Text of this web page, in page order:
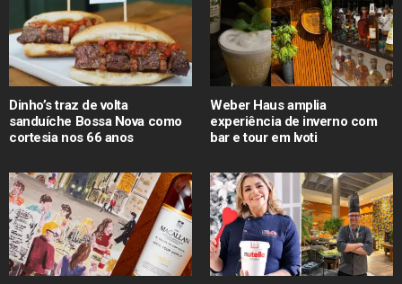
Dinho’s traz de volta
sanduíche Bossa Nova como
cortesia nos 66 anos
Weber Haus amplia
experiência de inverno com
bar e tour em Ivoti